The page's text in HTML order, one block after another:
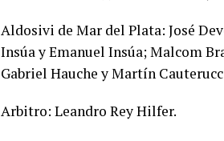
Aldosivi de Mar del Plata: José
Insúa y Emanuel Insúa; Malcom
Gabriel Hauche y Martín
Arbitro: Leandro Rey Hilfer.